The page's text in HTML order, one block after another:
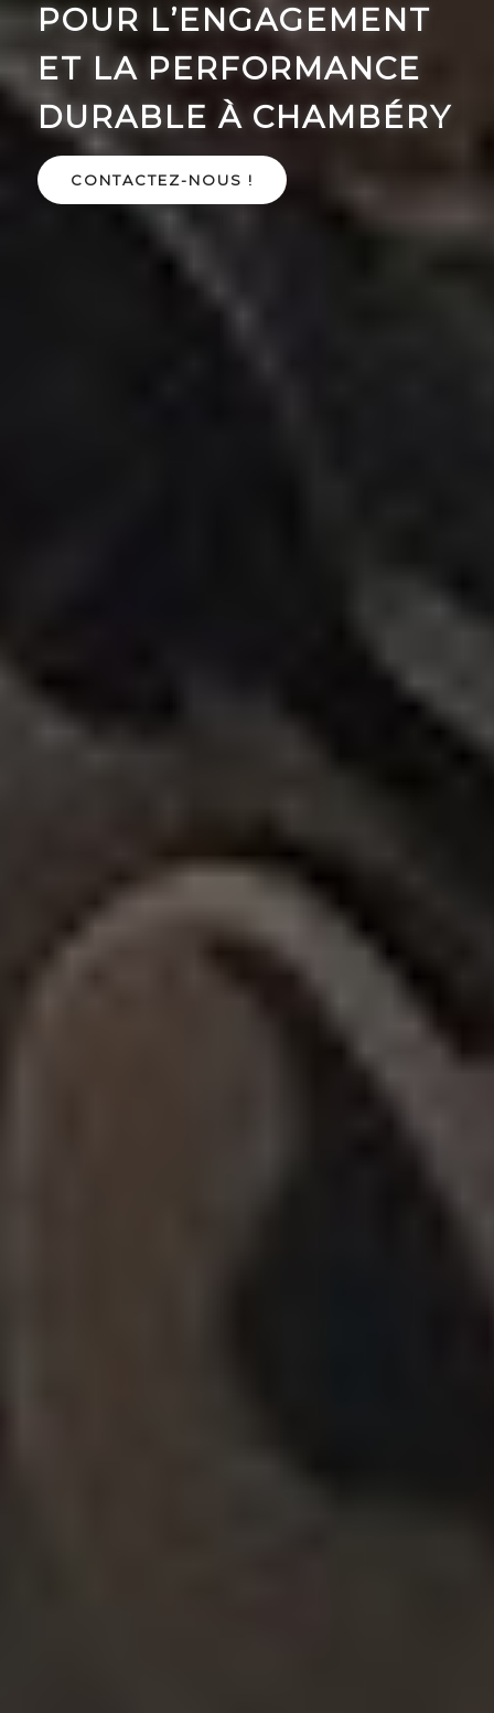
POUR L’ENGAGEMENT
ET LA PERFORMANCE
DURABLE À CHAMBÉRY
CONTACTEZ-NOUS !